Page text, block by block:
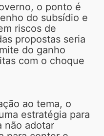
o ponto é
do subsídio e
riscos de
propostas seria
do ganho
com o choque
ao tema, o
estratégia para
não adotar